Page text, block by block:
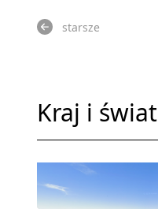
starsze
Kraj i świat